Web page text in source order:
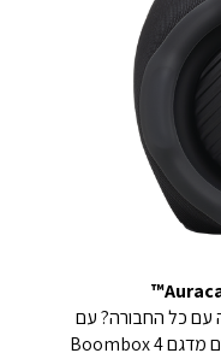
עם כל החבורה? עם
Auracast™, חברו בקלות שני רמקולים מדגם Boombox 4